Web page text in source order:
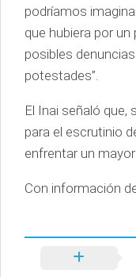
podríamos
que hubiera por
posibles
potestades”.
El Inai señaló
para el escrutinio
enfrentar un
Con información